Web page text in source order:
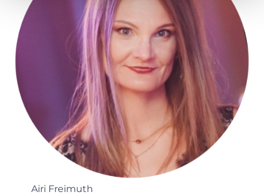
Airi Freimuth